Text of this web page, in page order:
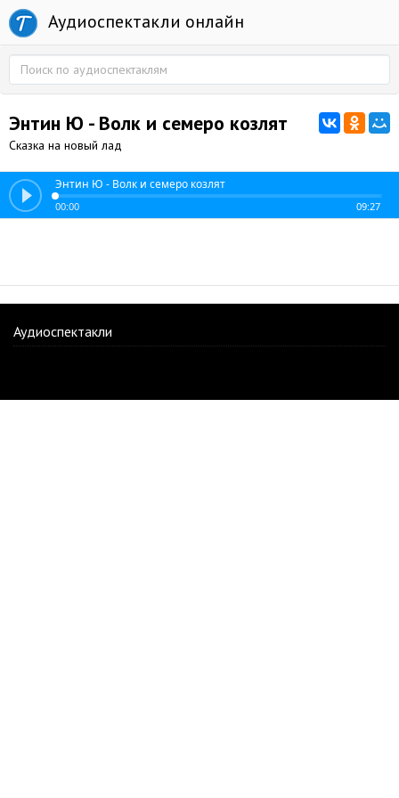
Аудиоспектакли онлайн
Энтин Ю - Волк и семеро козлят
Сказка на новый лад
Энтин Ю - Волк и семеро козлят
00:00 09:27
Аудиоспектакли